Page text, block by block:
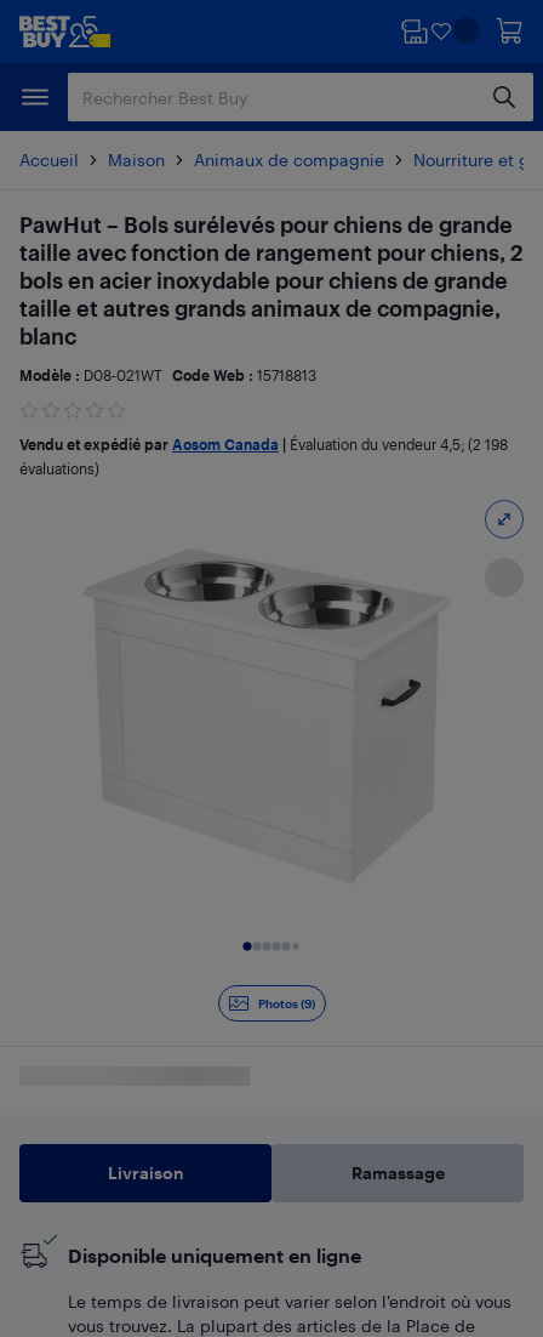
Passer
principal
Passer
Accueil Maison Animaux de compagnie Nourriture et
Photos (9)
PawHut – Bols surélevés pour chiens de grande
taille avec fonction de rangement pour chiens, 2
bols en acier inoxydable pour chiens de grande
taille et autres grands animaux de compagnie,
blanc
Modèle : D08-021WT Code Web : 15718813
Vendu et expédié par Aosom Canada Évaluation du vendeur 4,5; (2 198
évaluations)
Livraison Ramassage
Disponible uniquement en ligne
Le temps de livraison peut varier selon l'endroit où vous
vous trouvez. La plupart des articles de la Place de